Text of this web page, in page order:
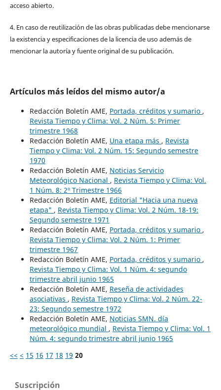
acceso abierto.
4. En caso de reutilización de las obras publicadas debe mencionarse
la existencia y especificaciones de la licencia de uso además de
mencionar la autoría y fuente original de su publicación.
Artículos más leídos del mismo autor/a
Redacción Boletín AME, Portada, créditos y sumario ,
Revista Tiempo y Clima: Vol. 2 Núm. 5: Primer
trimestre 1968
Redacción Boletín AME, Una etapa más , Revista
Tiempo y Clima: Vol. 2 Núm. 15: Segundo semestre
1970
Redacción Boletín AME, Noticias Servicio
Meteorológico Nacional , Revista Tiempo y Clima: Vol.
1 Núm. 8: 2º Trimestre 1966
Redacción Boletín AME, Editorial "Hacia una nueva
etapa" , Revista Tiempo y Clima: Vol. 2 Núm. 18-19:
Segundo semestre 1971
Redacción Boletín AME, Portada, créditos y sumario ,
Revista Tiempo y Clima: Vol. 2 Núm. 1: Primer
trimestre 1967
Redacción Boletín AME, Portada, créditos y sumario ,
Revista Tiempo y Clima: Vol. 1 Núm. 4: segundo
trimestre abril junio 1965
Redacción Boletín AME, Reseña de actividades
asociativas , Revista Tiempo y Clima: Vol. 2 Núm. 22-
23: Segundo semestre 1972
Redacción Boletín AME, Noticias SMN. día
meteorológico mundial , Revista Tiempo y Clima: Vol. 1
Núm. 4: segundo trimestre abril junio 1965
<< < 15 16 17 18 19 20
Suscripción